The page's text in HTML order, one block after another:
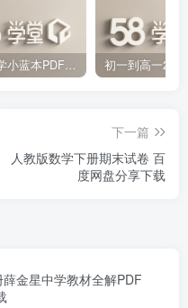
初中数学小蓝本PDF电子版（压缩打包）百度网盘分享下载
下一篇
人教版数学下册期末试卷 百
度网盘分享下载
金星中学教材全解PDF